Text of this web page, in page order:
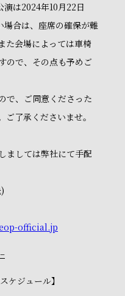
は2024年10月22日
合は、座席の確保が難
た会場によっては車椅
ので、その点も予めご
で、ご同意くださった
了承くださいませ。
ましては弊社にて手配
official.jp
ケジュール】